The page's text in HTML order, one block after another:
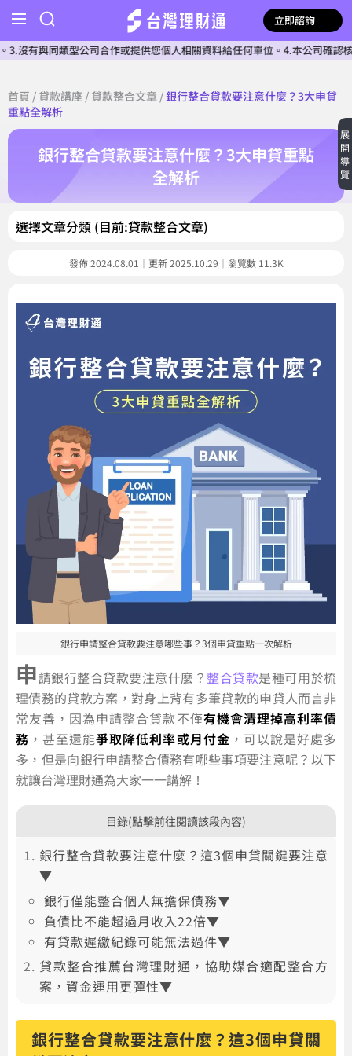
立即諮詢
公司合作或提供您個人相關資料給任何單位。4.本公司確認核貸前不會
首頁 / 貸款講座 / 貸款整合文章 /銀行整合貸款要注意什麼？3大申貸
重點全解析
銀行整合貸款要注意什麼？3大申貸重點
全解析
選擇文章分類 (目前:貸款整合文章)
發佈 2024.08.01｜更新 2025.10.29｜瀏覽數 11.3K
銀行申請整合貸款要注意哪些事？3個申貸重點一次解析
申請銀行整合貸款要注意什麼？ 整合貸款是種可用於梳
理債務的貸款方案，對身上背有多筆貸款的申貸人而言非
常友善，因為申請整合貸款不僅有機會清理掉高利率債
務 ，甚至還能爭取降低利率或月付金 ，可以說是好處多
多，但是向銀行申請整合債務有哪些事項要注意呢？以下
就讓台灣理財通為大家一一講解！
目錄(點擊前往閱讀該段內容)
銀行整合貸款要注意什麼？這3個申貸關鍵要注意
▼
銀行僅能整合個人無擔保債務▼
負債比不能超過月收入22倍▼
有貸款遲繳紀錄可能無法過件▼
貸款整合推薦台灣理財通，協助媒合適配整合方
案，資金運用更彈性▼
銀行整合貸款要注意什麼？這3個申貸關
展
開
導
覽